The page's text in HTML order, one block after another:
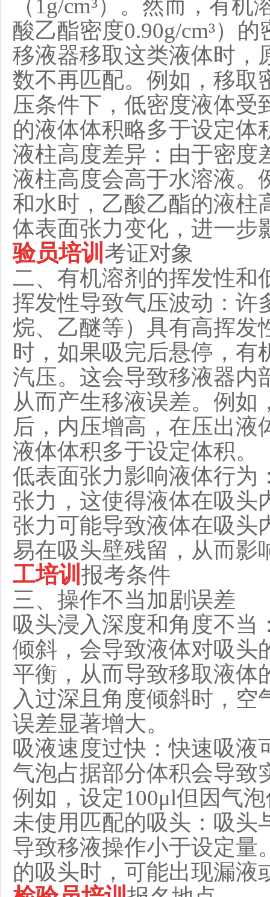
（1g/cm³）。然而，有
酸乙酯密度0.90g/cm³）
移液器移取这类液体时，
数不再匹配。例如，移取
压条件下，低密度液体受
的液体体积略多于设定体
液柱高度差异：由于密度
液柱高度会高于水溶液。
和水时，乙酸乙酯的液柱
体表面张力变化，进一步
验员培训 考证对象
二、有机溶剂的挥发性和
挥发性导致气压波动：许
烷、乙醚等）具有高挥发
时，如果吸完后悬停，有
汽压。这会导致移液器内
从而产生移液误差。例如
后，内压增高，在压出
液体体积多于设定体积。
低表面张力影响液体行为
张力，这使得液体在吸头
张力可能导致液体在吸头
易在吸头壁残留，从而影
工培训 报考条件
三、操作不当加剧误差
吸头浸入深度和角度不当
倾斜，会导致液体对吸头
平衡，从而导致移取液体
入过深且角度倾斜时，
误差显著增大。
吸液速度过快：快速吸液
气泡占据部分体积会导致
例如，设定100μl但因气
未使用匹配的吸头：吸头
导致移液操作小于设定量
的吸头时，可能出现漏液